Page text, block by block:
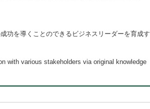
功を導くことのできるビジネスリーダーを育成す
with various stakeholders via original knowledge